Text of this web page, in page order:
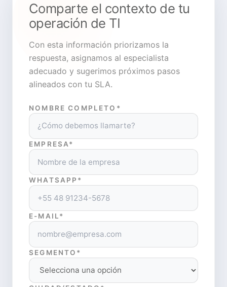
Comparte el contexto de tu
operación de TI
Con esta información priorizamos la
respuesta, asignamos al especialista
adecuado y sugerimos próximos pasos
alineados con tu SLA.
NOMBRE COMPLETO*
EMPRESA*
WHATSAPP*
E-MAIL*
SEGMENTO*